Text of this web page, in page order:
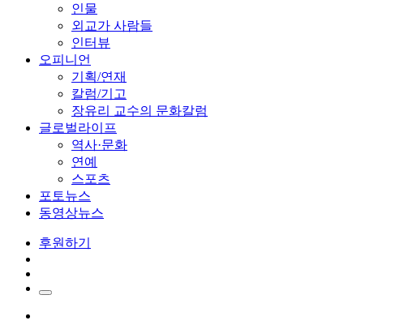
인물
외교가 사람들
인터뷰
오피니언
기획/연재
칼럼/기고
장유리 교수의 문화칼럼
글로벌라이프
역사·문화
연예
스포츠
포토뉴스
동영상뉴스
후원하기